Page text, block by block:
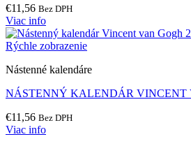
€11,56 Bez DPH
Viac info
Rýchle zobrazenie
Nástenné kalendáre
NÁSTENNÝ KALENDÁR VINCENT
€11,56 Bez DPH
Viac info